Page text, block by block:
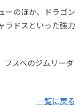
ーのほか、ドラゴン
ラドスといった強力
フスベのジムリーダ
一覧に戻る